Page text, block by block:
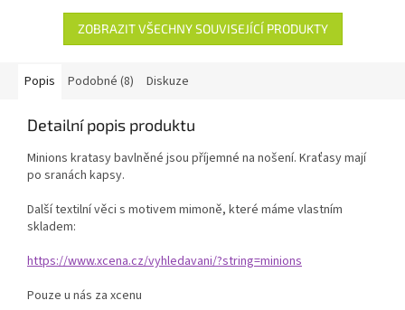
ZOBRAZIT VŠECHNY SOUVISEJÍCÍ PRODUKTY
Popis Podobné (8) Diskuze
Detailní popis produktu
Minions kratasy bavlněné jsou příjemné na nošení. Kraťasy mají
po sranách kapsy.
Další textilní věci s motivem mimoně, které máme vlastním
skladem:
https://www.xcena.cz/vyhledavani/?string=minions
Pouze u nás za xcenu